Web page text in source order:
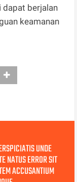
dapat berjalan
keamanan
UNDE
NATUS ERROR SIT
ACCUSANTIUM